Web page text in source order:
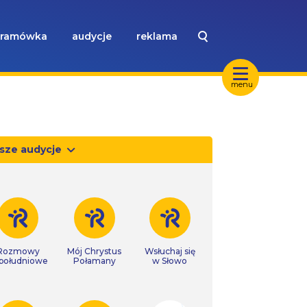
menu
ramówka audycje reklama
audycje
Mój Chrystus
Połamany
Wsłuchaj się
w Słowo